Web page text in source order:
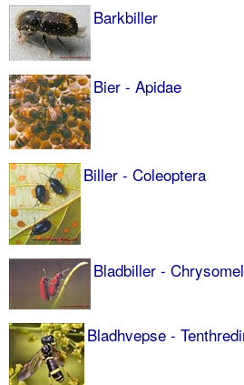
Barkbiller
Bier - Apidae
Biller - Coleoptera
Bladbiller -
Bladhvepse -